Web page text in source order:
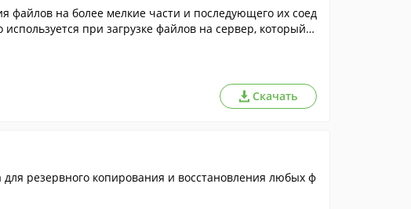
файлов на более мелкие части и последующего их соед
при загрузке файлов на сервер, который о
Скачать
резервного копирования и восстановления любых ф